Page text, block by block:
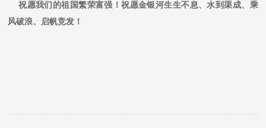
祝愿我们的祖国繁荣富强！祝愿金银河生生不息、水到渠成、乘
风破浪、启帆竞发！